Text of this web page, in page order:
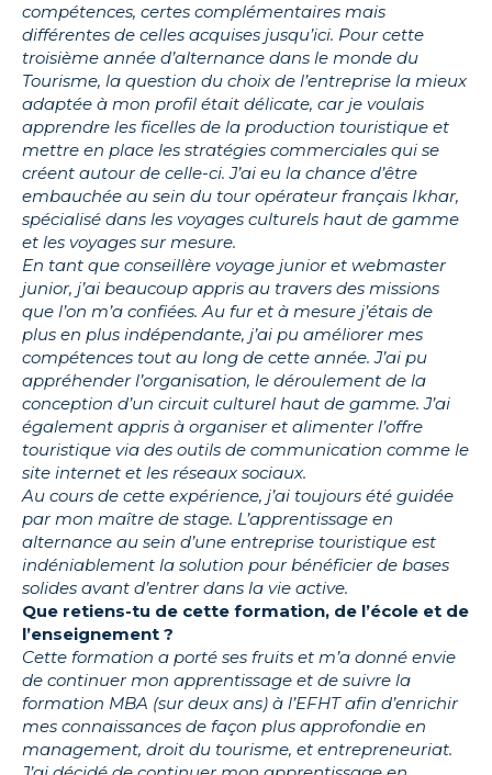
compétences, certes complémentaires mais
différentes de celles acquises jusqu’ici. Pour cette
troisième année d’alternance dans le monde du
Tourisme, la question du choix de l’entreprise la mieux
adaptée à mon profil était délicate, car je voulais
apprendre les ficelles de la production touristique et
mettre en place les stratégies commerciales qui se
créent autour de celle-ci. J’ai eu la chance d’être
embauchée au sein du tour opérateur français Ikhar,
spécialisé dans les voyages culturels haut de gamme
et les voyages sur mesure.
En tant que conseillère voyage junior et webmaster
junior, j’ai beaucoup appris au travers des missions
que l’on m’a confiées. Au fur et à mesure j’étais de
plus en plus indépendante, j’ai pu améliorer mes
compétences tout au long de cette année. J’ai pu
appréhender l’organisation, le déroulement de la
conception d’un circuit culturel haut de gamme. J’ai
également appris à organiser et alimenter l’offre
touristique via des outils de communication comme le
site internet et les réseaux sociaux.
Au cours de cette expérience, j’ai toujours été guidée
par mon maître de stage. L’apprentissage en
alternance au sein d’une entreprise touristique est
indéniablement la solution pour bénéficier de bases
solides avant d’entrer dans la vie active.
Que retiens-tu de cette formation, de l’école et de
l’enseignement ?
Cette formation a porté ses fruits et m’a donné envie
de continuer mon apprentissage et de suivre la
formation MBA (sur deux ans) à l’EFHT afin d’enrichir
mes connaissances de façon plus approfondie en
management, droit du tourisme, et entrepreneuriat.